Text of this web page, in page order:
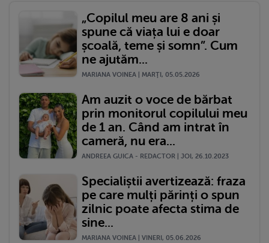
„Copilul meu are 8 ani și
spune că viața lui e doar
școală, teme și somn”. Cum
ne ajutăm...
MARIANA VOINEA | MARŢI, 05.05.2026
Am auzit o voce de bărbat
prin monitorul copilului meu
de 1 an. Când am intrat în
cameră, nu era...
ANDREEA GUICA - REDACTOR | JOI, 26.10.2023
Specialiștii avertizează: fraza
pe care mulți părinți o spun
zilnic poate afecta stima de
sine...
MARIANA VOINEA | VINERI, 05.06.2026